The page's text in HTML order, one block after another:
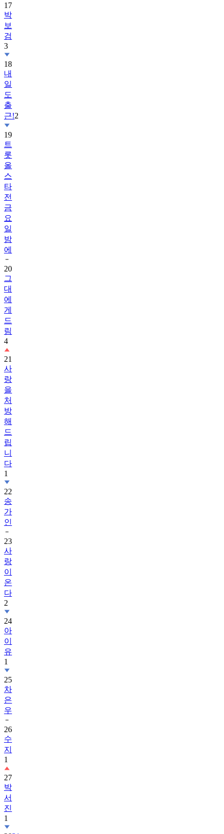
17
박
보
검
3
18
내
일
도
출
근!2
19
트
롯
올
스
타
전
금
요
일
밤
에
20
그
대
에
게
드
림
4
21
사
랑
을
처
방
해
드
립
니
다
1
22
송
가
인
23
사
랑
이
온
다
2
24
아
이
유
1
25
차
은
우
26
수
지
1
27
박
서
진
1